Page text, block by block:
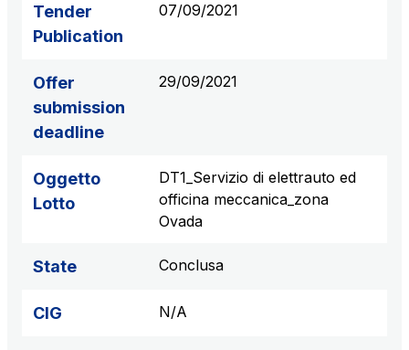
Tender
Publication
07/09/2021
Offer
submission
deadline
29/09/2021
Oggetto
Lotto
DT1_Servizio di elettrauto ed
officina meccanica_zona
Ovada
State Conclusa
CIG N/A